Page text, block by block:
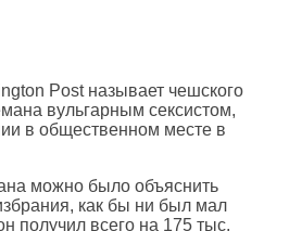
Postназывает чешского
вульгарным сексистом,
в общественном месте в
можно было объяснить
как бы ни был мал
получил всего на 175 тыс.